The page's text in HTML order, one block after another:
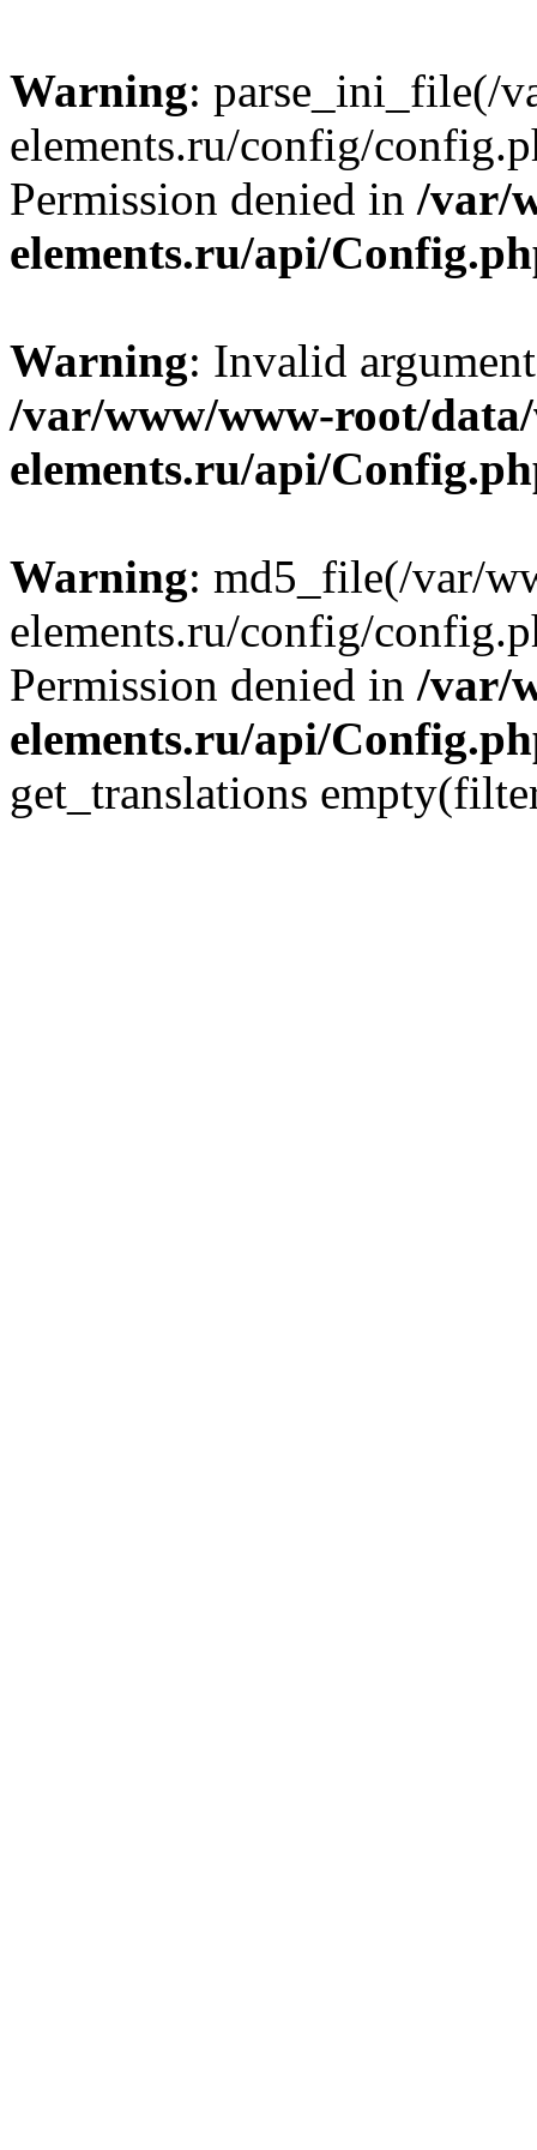
Warning: parse_ini_file(/
elements.ru/config/
Permission denied in /var/
elements.ru/api/
Warning: Invalid
/var/www/www-root/
elements.ru/api/
Warning: md5_file(/var/
elements.ru/config/
Permission denied in /var/
elements.ru/api/
get_translations